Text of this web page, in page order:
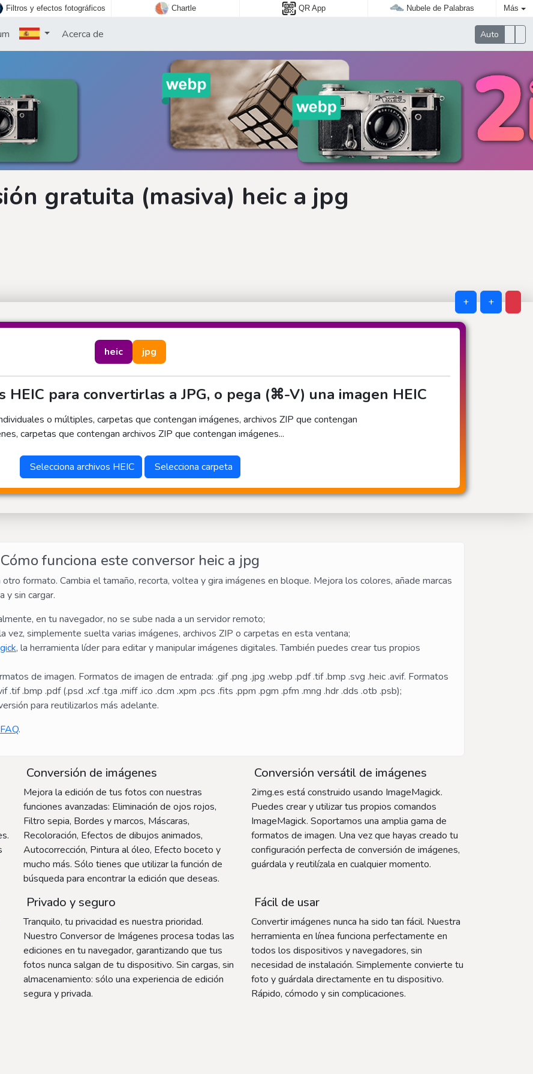
Filtros y efectos fotográficos Chartle QR App Nubele de Palabras Más
Acerca de Auto
gratuita (masiva) heic a jpg
+ +
heic jpg
HEIC para convertirlas a JPG, o pega (⌘-V) una imagen HEIC
o múltiples, carpetas que contengan imágenes, archivos ZIP que contengan
carpetas que contengan archivos ZIP que contengan imágenes...
Selecciona archivos HEIC Selecciona carpeta
Cómo funciona este conversor heic a jpg
formato. Cambia el tamaño, recorta, voltea y gira imágenes en bloque. Mejora los colores, añade marcas
y sin cargar.
en tu navegador, no se sube nada a un servidor remoto;
vez, simplemente suelta varias imágenes, archivos ZIP o carpetas en esta ventana;
, la herramienta líder para editar y manipular imágenes digitales. También puedes crear tus propios
de imagen. Formatos de imagen de entrada: .gif .png .jpg .webp .pdf .tif .bmp .svg .heic .avif. Formatos
.tif .bmp .pdf (.psd .xcf .tga .miff .ico .dcm .xpm .pcs .fits .ppm .pgm .pfm .mng .hdr .dds .otb .psb);
para reutilizarlos más adelante.
FAQ.
Conversión de imágenes
Mejora la edición de tus fotos con nuestras
funciones avanzadas: Eliminación de ojos rojos,
Filtro sepia, Bordes y marcos, Máscaras,
Recoloración, Efectos de dibujos animados,
Autocorrección, Pintura al óleo, Efecto boceto y
mucho más. Sólo tienes que utilizar la función de
búsqueda para encontrar la edición que deseas.
Conversión versátil de imágenes
2img.es está construido usando ImageMagick.
Puedes crear y utilizar tus propios comandos
ImageMagick. Soportamos una amplia gama de
formatos de imagen. Una vez que hayas creado tu
configuración perfecta de conversión de imágenes,
guárdala y reutilízala en cualquier momento.
Privado y seguro
Tranquilo, tu privacidad es nuestra prioridad.
Nuestro Conversor de Imágenes procesa todas las
ediciones en tu navegador, garantizando que tus
fotos nunca salgan de tu dispositivo. Sin cargas, sin
almacenamiento: sólo una experiencia de edición
segura y privada.
Fácil de usar
Convertir imágenes nunca ha sido tan fácil. Nuestra
herramienta en línea funciona perfectamente en
todos los dispositivos y navegadores, sin
necesidad de instalación. Simplemente convierte tu
foto y guárdala directamente en tu dispositivo.
Rápido, cómodo y sin complicaciones.